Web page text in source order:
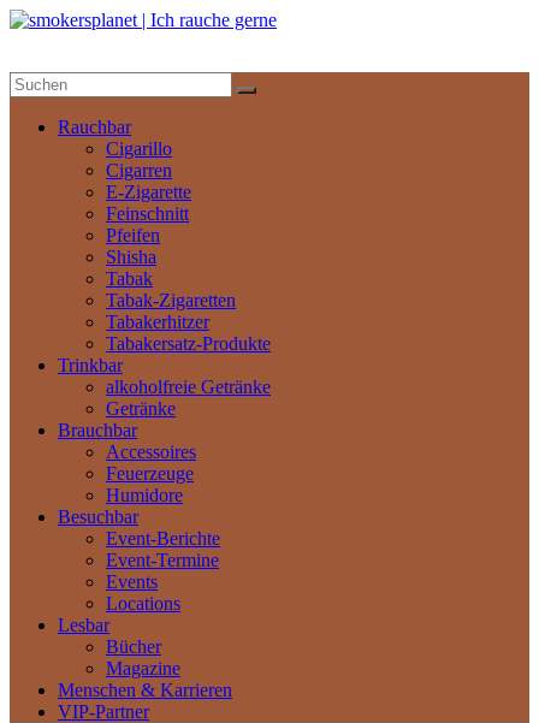
Zum
|
rauche
Nachrichtenportal
Rauchbar
Cigarillo
Cigarren
E-Zigarette
Feinschnitt
Pfeifen
Shisha
Tabak
Tabak-Zigaretten
Tabakerhitzer
Tabakersatz-Produkte
Trinkbar
alkoholfreie Getränke
Getränke
Brauchbar
Accessoires
Feuerzeuge
Humidore
Besuchbar
Event-Berichte
Event-Termine
Events
Locations
Lesbar
Bücher
Magazine
Menschen & Karrieren
VIP-Partner